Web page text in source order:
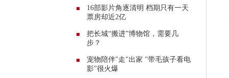
16部影片角逐清明 档期只有一天
票房却近2亿
把长城“搬进”博物馆，需要几
步？
宠物陪伴"走"出家 "带毛孩子看电
影"很火爆